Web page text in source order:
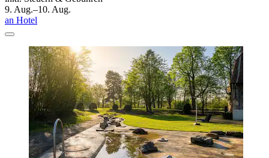
9. Aug.–10. Aug.
an Hotel